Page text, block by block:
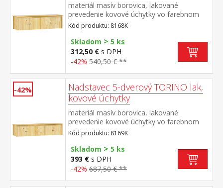
materiál masív borovica, lakované
prevedenie kovové úchytky vo farebnom
prevedení černená mosadz nadstavec pre
skriňu 8068K
Kód produktu: 8168K
Skladom > 5 ks
312,50 € s DPH
-42% 540,50 € **
-42%
Nadstavec 5-dverový TORINO lak,
kovové úchytky
materiál masív borovica, lakované
prevedenie kovové úchytky vo farebnom
prevedení černená mosadz nadstavec pre
skriňu 8069K
Kód produktu: 8169K
Skladom > 5 ks
393 € s DPH
-42% 687,50 € **